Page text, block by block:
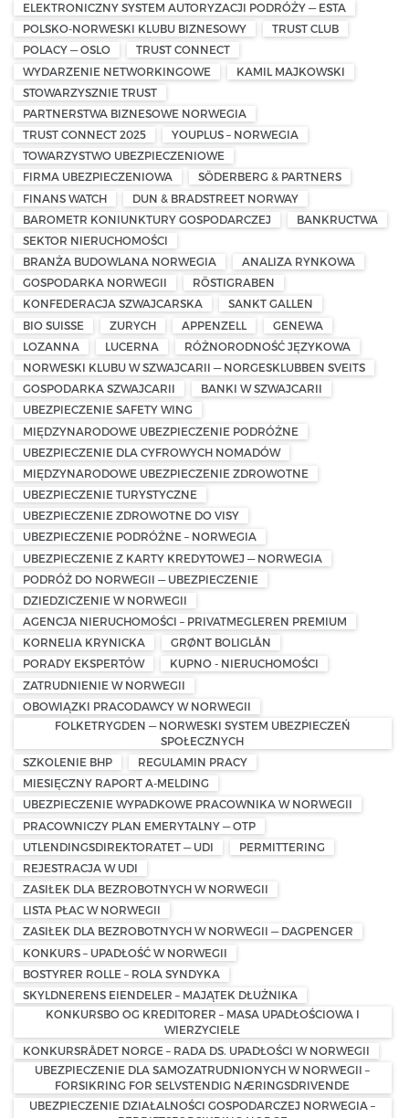
ELEKTRONICZNY SYSTEM AUTORYZACJI PODRÓŻY — ESTA
POLSKO-NORWESKI KLUBU BIZNESOWY
TRUST CLUB
POLACY — OSLO
TRUST CONNECT
WYDARZENIE NETWORKINGOWE
KAMIL MAJKOWSKI
STOWARZYSZNIE TRUST
PARTNERSTWA BIZNESOWE NORWEGIA
TRUST CONNECT 2025
YOUPLUS – NORWEGIA
TOWARZYSTWO UBEZPIECZENIOWE
FIRMA UBEZPIECZENIOWA
SÖDERBERG & PARTNERS
FINANS WATCH
DUN & BRADSTREET NORWAY
BAROMETR KONIUNKTURY GOSPODARCZEJ
BANKRUCTWA
SEKTOR NIERUCHOMOŚCI
BRANŻA BUDOWLANA NORWEGIA
ANALIZA RYNKOWA
GOSPODARKA NORWEGII
RÖSTIGRABEN
KONFEDERACJA SZWAJCARSKA
SANKT GALLEN
BIO SUISSE
ZURYCH APPENZELL
GENEWA
LOZANNA
LUCERNA
RÓŻNORODNOŚĆ JĘZYKOWA
NORWESKI KLUBU W SZWAJCARII — NORGESKLUBBEN SVEITS
GOSPODARKA SZWAJCARII
BANKI W SZWAJCARII
UBEZPIECZENIE SAFETY WING
MIĘDZYNARODOWE UBEZPIECZENIE PODRÓŻNE
UBEZPIECZENIE DLA CYFROWYCH NOMADÓW
MIĘDZYNARODOWE UBEZPIECZENIE ZDROWOTNE
UBEZPIECZENIE TURYSTYCZNE
UBEZPIECZENIE ZDROWOTNE DO VISY
UBEZPIECZENIE PODRÓŻNE – NORWEGIA
UBEZPIECZENIE Z KARTY KREDYTOWEJ — NORWEGIA
PODRÓŻ DO NORWEGII — UBEZPIECZENIE
DZIEDZICZENIE W NORWEGII
AGENCJA NIERUCHOMOŚCI – PRIVATMEGLEREN PREMIUM
KORNELIA KRYNICKA
GRØNT BOLIGLÅN
PORADY EKSPERTÓW
KUPNO - NIERUCHOMOŚCI
ZATRUDNIENIE W NORWEGII
OBOWIĄZKI PRACODAWCY W NORWEGII
FOLKETRYGDEN — NORWESKI SYSTEM UBEZPIECZEŃ
SPOŁECZNYCH
SZKOLENIE BHP
REGULAMIN PRACY
MIESIĘCZNY RAPORT A-MELDING
UBEZPIECZENIE WYPADKOWE PRACOWNIKA W NORWEGII
PRACOWNICZY PLAN EMERYTALNY — OTP
UTLENDINGSDIREKTORATET — UDI
PERMITTERING
REJESTRACJA W UDI
ZASIŁEK DLA BEZROBOTNYCH W NORWEGII
LISTA PŁAC W NORWEGII
ZASIŁEK DLA BEZROBOTNYCH W NORWEGII — DAGPENGER
KONKURS – UPADŁOŚĆ W NORWEGII
BOSTYRER ROLLE – ROLA SYNDYKA
SKYLDNERENS EIENDELER – MAJĄTEK DŁUŻNIKA
KONKURSBO OG KREDITORER – MASA UPADŁOŚCIOWA I
WIERZYCIELE
KONKURSRÅDET NORGE – RADA DS. UPADŁOŚCI W NORWEGII
UBEZPIECZENIE DLA SAMOZATRUDNIONYCH W NORWEGII –
FORSIKRING FOR SELVSTENDIG NÆRINGSDRIVENDE
UBEZPIECZENIE DZIAŁALNOŚCI GOSPODARCZEJ NORWEGIA –